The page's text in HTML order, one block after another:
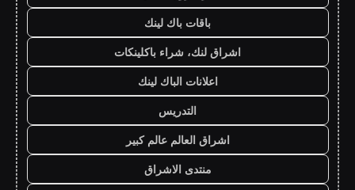
باقات باك لينك
اشراق لنك، شراء باكلينكات
اعلانات الباك لينك
التدريس
اشراق العالم عالم كبير
منتدى الاشراق